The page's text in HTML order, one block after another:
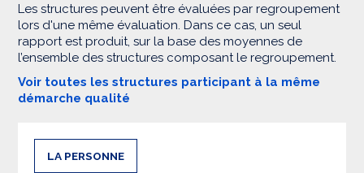
Les structures peuvent être évaluées par regroupement
lors d'une même évaluation. Dans ce cas, un seul
rapport est produit, sur la base des moyennes de
l’ensemble des structures composant le regroupement.
Voir toutes les structures participant à la même
démarche qualité
LA PERSONNE